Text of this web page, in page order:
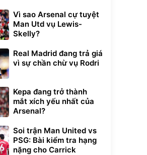
Vì sao Arsenal cự tuyệt
Man Utd vụ Lewis-
Skelly?
Real Madrid đang trả giá
vì sự chần chừ vụ Rodri
Kepa đang trở thành
mắt xích yếu nhất của
Arsenal?
Soi trận Man United vs
PSG: Bài kiểm tra hạng
nặng cho Carrick